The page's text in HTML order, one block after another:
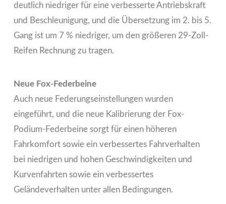
deutlich niedriger für eine verbesserte Antriebskraft
und Beschleunigung, und die Übersetzung im 2. bis 5.
Gang ist um 7 % niedriger, um den größeren 29-Zoll-
Reifen Rechnung zu tragen.
Neue Fox-Federbeine
Auch neue Federungseinstellungen wurden
eingeführt, und die neue Kalibrierung der Fox-
Podium-Federbeine sorgt für einen höheren
Fahrkomfort sowie ein verbessertes Fahrverhalten
bei niedrigen und hohen Geschwindigkeiten und
Kurvenfahrten sowie ein verbessertes
Geländeverhalten unter allen Bedingungen.